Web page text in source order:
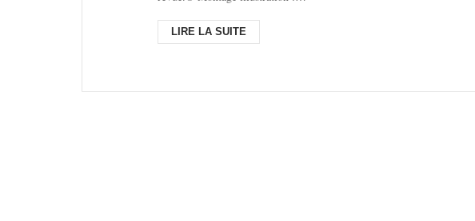
Ent'rev...
LIRE LA SUITE